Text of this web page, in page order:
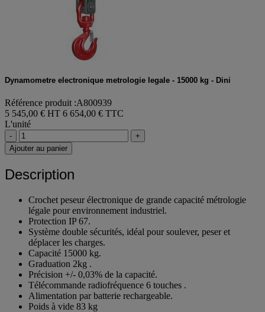
Dynamometre electronique metrologie legale - 15000 kg - Dini
Référence produit :A800939
5 545,00 € HT 6 654,00 € TTC
L'unité
-
+
Ajouter au panier
Description
Crochet peseur électronique de grande capacité métrologie
légale pour environnement industriel.
Protection IP 67.
Système double sécurités, idéal pour soulever, peser et
déplacer les charges.
Capacité 15000 kg.
Graduation 2kg .
Précision +/- 0,03% de la capacité.
Télécommande radiofréquence 6 touches .
Alimentation par batterie rechargeable.
Poids à vide 83 kg